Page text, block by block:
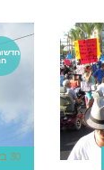
30 באפריל 2017